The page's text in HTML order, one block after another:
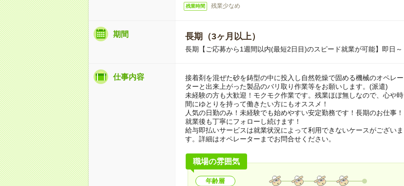
残業時間 残業少なめ
期間 長期（3ヶ月以上）
長期【ご応募から1週間以内(最短2日目)のスピード就業が可能】即日～
仕事内容
接着剤を混ぜた砂を鋳型の中に投入し自然乾燥で固める機械のオペレー
ターと出来上がった製品のバリ取り作業等をお願いします。(派遣)
未経験の方も大歓迎！モクモク作業です。残業ほぼ無しなので、心や時
間にゆとりを持って働きたい方にもオススメ！
人気の日勤のみ！未経験でも始めやすい安定勤務です！長期のお仕事！
就業後も丁寧にフォローし続けます！
給与即払いサービスは就業状況によって利用できないケースがございま
す。詳細はオペレーターまでお問合せください。
職場の雰囲気
年齢層